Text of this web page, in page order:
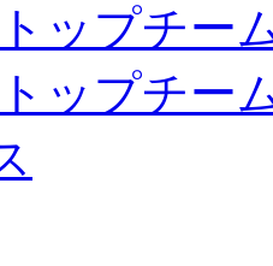
ップチー
ップチー